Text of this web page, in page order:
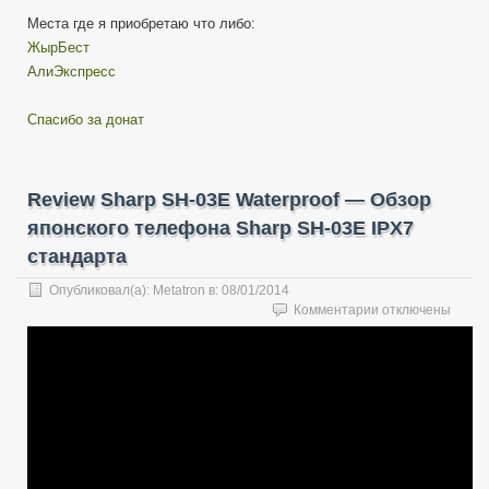
Места где я приобретаю что либо:
ЖырБест
АлиЭкспресс
Спасибо за донат
Review Sharp SH-03E Waterproof — Обзор
японского телефона Sharp SH-03E IPX7
стандарта
Опубликовал(а): Metatron в: 08/01/2014
Комментарии к
записи
отключены